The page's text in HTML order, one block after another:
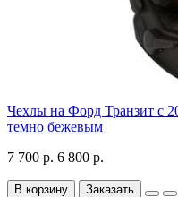
Чехлы на Форд Транзит с
темно бежевым
7 700 р. 6 800 р.
В корзину Заказать